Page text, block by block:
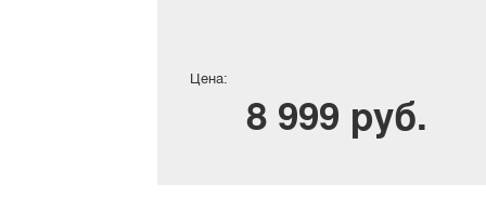
Цена:
8 999 руб.